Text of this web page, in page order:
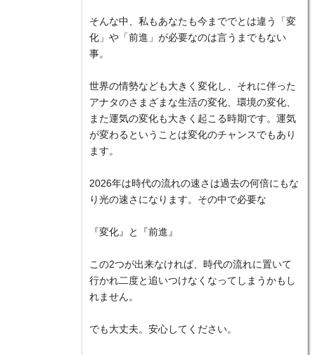
そんな中、私もあなたも今まででとは違う「変
化」や「前進」が必要なのは言うまでもない
事。
世界の情勢なども大きく変化し、それに伴った
アナタのさまざまな生活の変化、環境の変化、
また運気の変化も大きく起こる時期です。運気
が変わるということは変化のチャンスでもあり
ます。
2026年は時代の流れの速さは過去の何倍にもな
り光の速さになります。その中で必要な
『変化』と『前進』
この2つが出来なければ、時代の流れに置いて
行かれ二度と追いつけなくなってしまうかもし
れません。
でも大丈夫。安心してください。